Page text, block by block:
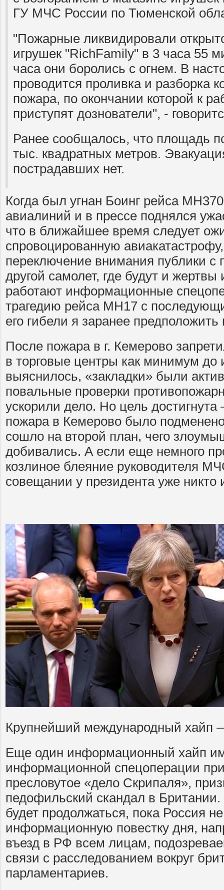
ГУ МЧС России по Тюменской
"Пожарные ликвидировали
игрушек "RichFamily" в 3 часа 55
часа они боролись с огнем. В
проводится проливка и разборка
пожара, по окончании которой к
приступят дознователи", -
Ранее сообщалось, что площадь
тыс. квадратных метров.
пострадавших нет.
Когда был угнан Боинг рейса
авиалиний и в прессе поднялся
что в ближайшее время следует
спровоцированную
переключение внимания публики с
другой самолет, где будут и жертвы
работают информационные
трагедию рейса МН17 с
его гибели я заранее предположить
После пожара в г. Кемерово
в торговые центры как минимум до
выяснилось, «закладки» были
повальные проверки
ускорили дело. Но цель
пожара в Кемерово было
сошло на второй план, чего
добивались. А если еще немного
козлиное блеяние руководителя
совещании у президента уже никто
Крупнейший международный хайп
Еще один информационный хайп
информационной спецоперации
пресловутое «дело Скрипаля»,
педофильский скандал в
будет продолжаться, пока Россия
информационную повестку дня,
въезд в РФ всем лицам,
связи с расследованием вокруг
парламентариев.